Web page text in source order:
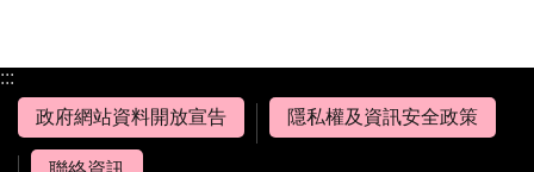
:::
政府網站資料開放宣告
隱私權及資訊安全政策